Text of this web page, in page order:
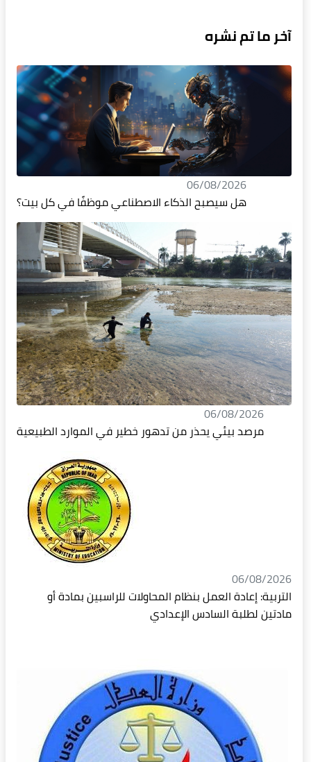
آخر ما تم نشره
06/08/2026
هل سيصبح الذكاء الاصطناعي موظفًا في كل بيت؟
06/08/2026
مرصد بيئي يحذر من تدهور خطير في الموارد الطبيعية
06/08/2026
التربية: إعادة العمل بنظام المحاولات للراسبين بمادة أو
مادتين لطلبة السادس الإعدادي